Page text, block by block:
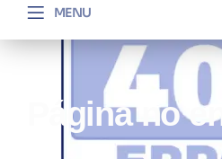
MENU
Página no